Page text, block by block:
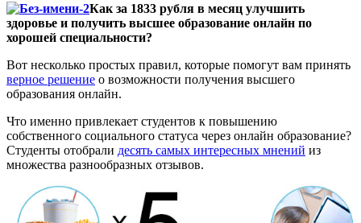
Как за 1833 рубля в месяц улучшить
здоровье и получить высшее образование онлайн по
хорошей специальности?
Вот несколько простых правил, которые помогут вам принять
верное решение о возможности получения высшего
образования онлайн.
Что именно привлекает студентов к повышению
собственного социального статуса через онлайн образование?
Студенты отобрали десять самых интересных мнений из
множества разнообразных отзывов.